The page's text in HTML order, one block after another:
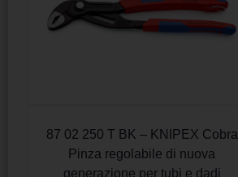
87 02 250 T BK – KNIPEX Cobra
Pinza regolabile di nuova
generazione per tubi e dadi